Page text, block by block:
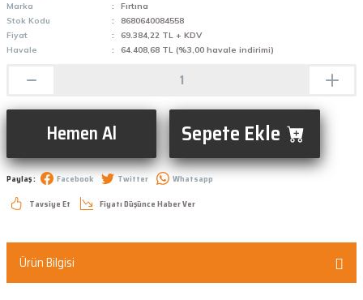
Marka
Fırtına
Stok Kodu
8680640084558
Fiyat
69.384,22 TL + KDV
Havale
64.408,68 TL (%3,00 havale indirimi)
Hemen Al Sepete Ekle
Paylaş : Facebook Twitter
Whatsapp
Tavsiye Et
Fiyatı Düşünce Haber Ver
Ürün Bilgisi